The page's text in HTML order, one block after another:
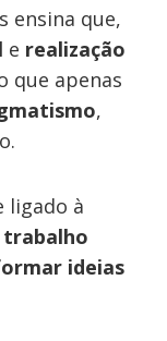
ensina que,
e realização
que apenas
,
ligado à
trabalho
ideias